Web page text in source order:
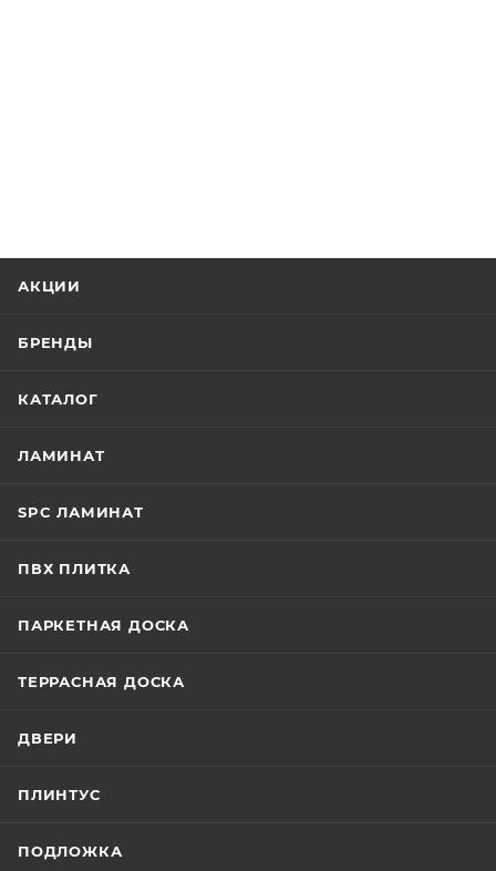
АКЦИИ
БРЕНДЫ
КАТАЛОГ
ЛАМИНАТ
SPC ЛАМИНАТ
ПВХ ПЛИТКА
ПАРКЕТНАЯ ДОСКА
ТЕРРАСНАЯ ДОСКА
ДВЕРИ
ПЛИНТУС
ПОДЛОЖКА